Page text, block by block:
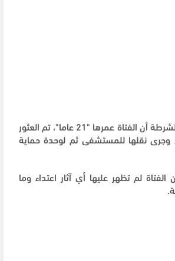
وذكرت مصادر في الشرطة أن الفتاة عمرها "21 عاما"، تم العثور
وجرى نقلها للمستشفى ثم لوحدة حماية
لم تظهر عليها أي آثار اعتداء وما